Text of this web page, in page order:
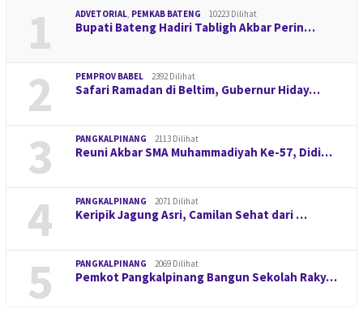
1 ADVETORIAL, PEMKAB BATENG 10223 Dilihat
Bupati Bateng Hadiri Tabligh Akbar Perin…
2 PEMPROV BABEL 2392 Dilihat
Safari Ramadan di Beltim, Gubernur Hiday…
3 PANGKALPINANG 2113 Dilihat
Reuni Akbar SMA Muhammadiyah Ke-57, Didi…
4 PANGKALPINANG 2071 Dilihat
Keripik Jagung Asri, Camilan Sehat dari …
5 PANGKALPINANG 2069 Dilihat
Pemkot Pangkalpinang Bangun Sekolah Raky…